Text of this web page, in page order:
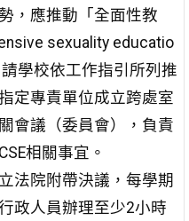
，應推動「全面性教
sexuality educatio
學校依工作指引所列推
定專責單位成立跨處室
會議（委員會），負責
相關事宜。
法院附帶決議，每學期
政人員辦理至少2小時